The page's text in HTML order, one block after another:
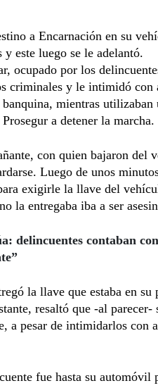
a Encarnación en su
este luego se le adelantó.
ocupado por los
criminales y le intimidó con
mientras utilizaban
a detener la marcha.
con quien bajaron del
Luego de unos
exigirle la llave del
la entregaba iba a ser
delincuentes contaban
la llave que estaba en su
resaltó que -al parecer-
a pesar de intimidarlos con
fue hasta su automóvil